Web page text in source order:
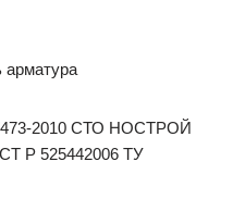
арматура
2010 СТО НОСТРОЙ
Р 525442006 ТУ